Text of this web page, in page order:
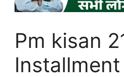
Pm kisan
Installment